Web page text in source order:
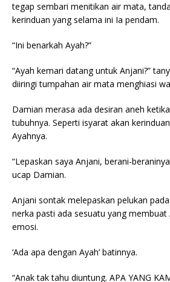
tegap sembari menitikan air mata,
kerinduan yang selama ini Ia pendam.
“Ini benarkah Ayah?”
“Ayah kemari datang untuk Anjani?”
diiringi tumpahan air mata menghiasi
Damian merasa ada desiran aneh
tubuhnya. Seperti isyarat akan
Ayahnya.
“Lepaskan saya Anjani, berani-
ucap Damian.
Anjani sontak melepaskan pelukan
nerka pasti ada sesuatu yang membuat
emosi.
‘Ada apa dengan Ayah’ batinnya.
“Anak tak tahu diuntung. APA YANG